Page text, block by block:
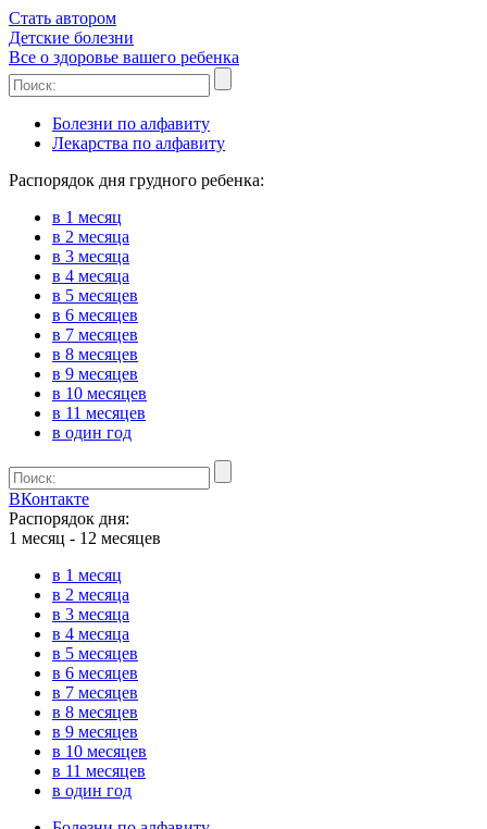
Стать автором
Детские болезни
Все о здоровье вашего ребенка
Болезни по алфавиту
Лекарства по алфавиту
Распорядок дня грудного ребенка:
в 1 месяц
в 2 месяца
в 3 месяца
в 4 месяца
в 5 месяцев
в 6 месяцев
в 7 месяцев
в 8 месяцев
в 9 месяцев
в 10 месяцев
в 11 месяцев
в один год
ВКонтакте
Распорядок дня:
1 месяц - 12 месяцев
в 1 месяц
в 2 месяца
в 3 месяца
в 4 месяца
в 5 месяцев
в 6 месяцев
в 7 месяцев
в 8 месяцев
в 9 месяцев
в 10 месяцев
в 11 месяцев
в один год